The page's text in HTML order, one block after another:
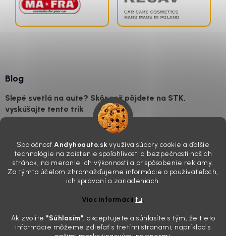
Spoločnosť Andyhoauto.sk využíva súbory cookie a ďalšie
technológie na zaistenie spoľahlivosti a bezpečnosti našich
stránok, na meranie ich výkonnosti a prispôsobenie reklamy.
Za týmto účelom zhromažďujeme informácie o používateľoch,
ich správaní a zariadeniach.
Viac informáciítu.
Ak zvolíte "Súhlasím", akceptujete a súhlasíte s tým, že tieto
informácie môžeme zdieľať s tretími stranami, napríklad s
Blog
Slepé svetlá na aute? Skôr než pôjdete na STK,
vyskúšajte tento trik
skutočnosti je? Často za to môžu práve „slepé“ svetlomety. Ten
mliečny, drsný povrch nie je len estetická vada. Keď slnko a soľ urobia
svoje, plexisklo začne svetlo rozptyľovať namiesto to...
Zabudnite na handru. Ak chcete mať auto naozaj čisté,
Poznáte ten moment. Vonku svieti slnko, vy sedíte v čerstvo
„upratanom“ aute, no pri pohľade na palubnú dosku vás ide poraziť. V